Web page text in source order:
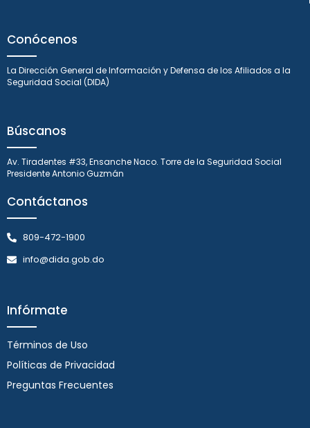
Conócenos
La Dirección General de Información y Defensa de los Afiliados a la
Seguridad Social (DIDA)
Búscanos
Av. Tiradentes #33, Ensanche Naco. Torre de la Seguridad Social
Presidente Antonio Guzmán
Contáctanos
809-472-1900
info@dida.gob.do
Infórmate
Términos de Uso
Políticas de Privacidad
Preguntas Frecuentes